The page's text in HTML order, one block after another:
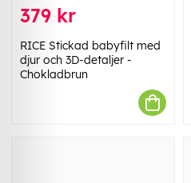
379 kr
RICE Stickad babyfilt med
djur och 3D-detaljer -
Chokladbrun